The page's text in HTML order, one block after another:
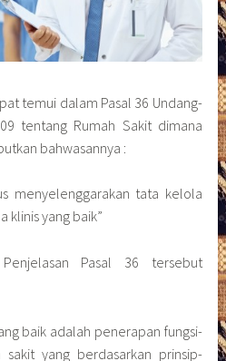
temui dalam Pasal 36 Undang-
tentang Rumah Sakit dimana
bahwasannya :
menyelenggarakan tata kelola
klinis yang baik”
Pasal 36 tersebut
baik adalah penerapan fungsi-
yang berdasarkan prinsip-